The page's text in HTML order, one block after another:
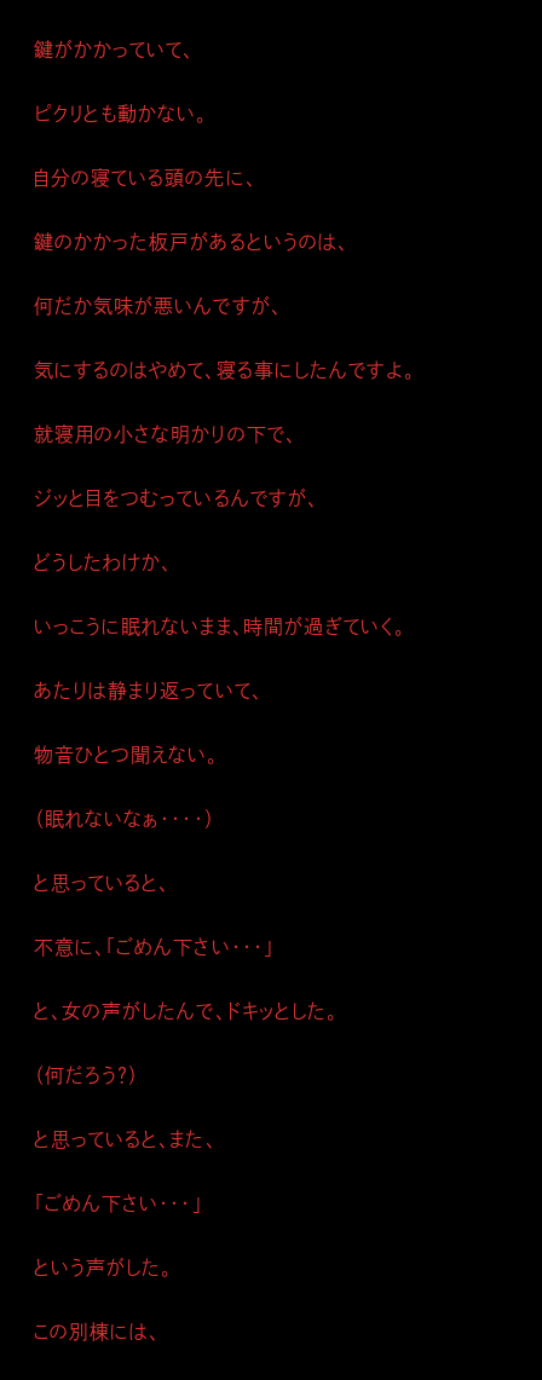
鍵がかかっていて、
ピクリとも動かない。
自分の寝ている頭の先に、
鍵のかかった板戸があるというのは、
何だか気味が悪いんですが、
気にするのはやめて、寝る事にしたんですよ。
就寝用の小さな明かりの下で、
ジッと目をつむっているんですが、
どうしたわけか、
いっこうに眠れないまま、時間が過ぎていく。
あたりは静まり返っていて、
物音ひとつ聞えない。
（眠れないなぁ・・・・）
と思っていると、
不意に、「ごめん下さい・・・」
と、女の声がしたんで、ドキッとした。
（何だろう？）
と思っていると、また、
「ごめん下さい・・・」
という声がした。
この別棟には、